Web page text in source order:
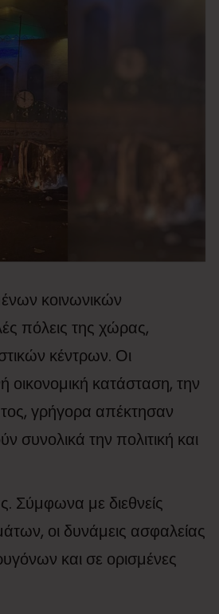
κοινωνικών
πόλεις της χώρας,
κέντρων. Οι
οικονομική κατάσταση, την
γρήγορα απέκτησαν
συνολικά την πολιτική και
Σύμφωνα με διεθνείς
οι δυνάμεις ασφαλείας
και σε ορισμένες